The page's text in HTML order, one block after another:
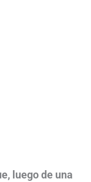
luego de una